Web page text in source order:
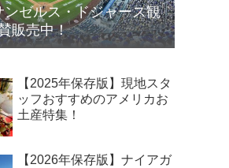
ンゼルス・ドジャース観
販売中！
【2025年保存版】現地スタ
ッフおすすめのアメリカお
土産特集！
【2026年保存版】ナイアガ